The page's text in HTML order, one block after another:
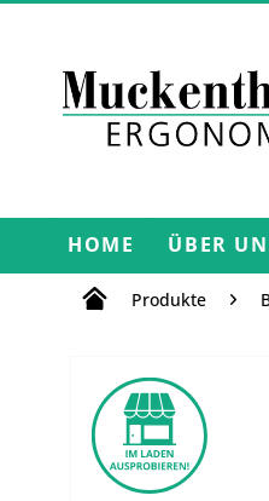
HOME ÜBER
Produkte